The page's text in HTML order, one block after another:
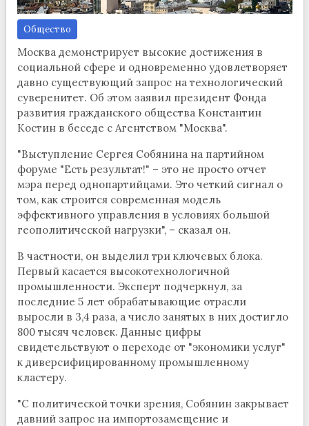
Общество
Москва демонстрирует высокие достижения в
социальной сфере и одновременно удовлетворяет
давно существующий запрос на технологический
суверенитет. Об этом заявил президент Фонда
развития гражданского общества Константин
Костин в беседе с Агентством "Москва".
"Выступление Сергея Собянина на партийном
форуме "Есть результат!" – это не просто отчет
мэра перед однопартийцами. Это четкий сигнал о
том, как строится современная модель
эффективного управления в условиях большой
геополитической нагрузки", – сказал он.
В частности, он выделил три ключевых блока.
Первый касается высокотехнологичной
промышленности. Эксперт подчеркнул, за
последние 5 лет обрабатывающие отрасли
выросли в 3,4 раза, а число занятых в них достигло
800 тысяч человек. Данные цифры
свидетельствуют о переходе от "экономики услуг"
к диверсифицированному промышленному
кластеру.
"С политической точки зрения, Собянин закрывает
давний запрос на импортозамещение и